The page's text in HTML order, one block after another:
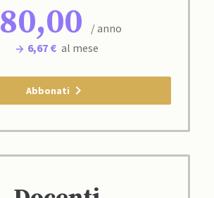
80,00
/ anno
6,67 € al mese
Abbonati